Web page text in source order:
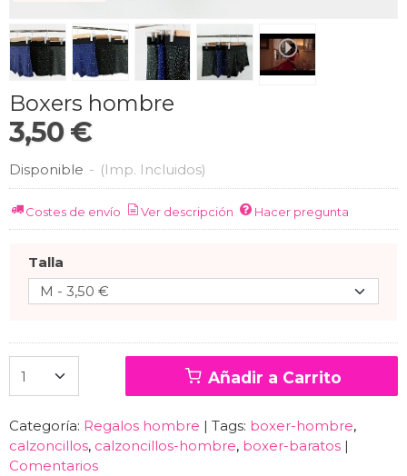
Boxers hombre
3,50 €
Disponible - (Imp. Incluidos)
Costes de envío Ver descripción Hacer pregunta
Talla
Añadir a Carrito
Categoría: Regalos hombre | Tags: boxer-hombre
calzoncillos calzoncillos-hombre boxer-baratos |
Comentarios